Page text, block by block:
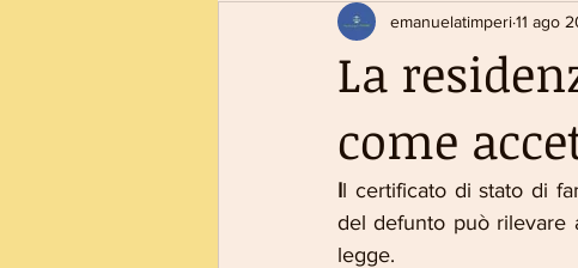
La
come
emanuelatimperi11 ago
Il certificato di stato di
del defunto può rilevare
legge.